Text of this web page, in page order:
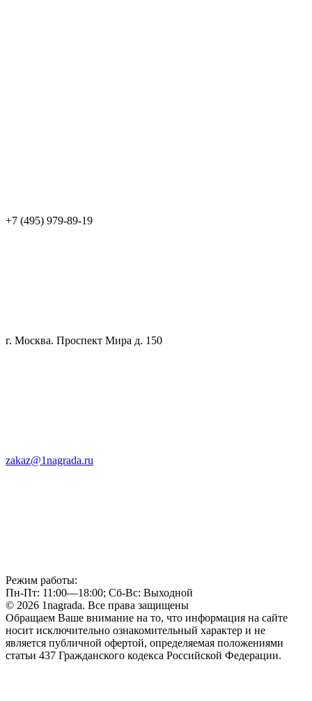
+7 (495) 979-89-19
г. Москва. Проспект Мира д. 150
zakaz@1nagrada.ru
Режим работы:
Пн-Пт: 11:00—18:00; Сб-Вс: Выходной
© 2026 1nagrada. Все права защищены
Обращаем Ваше внимание на то, что информация на сайте
носит исключительно ознакомительный характер и не
является публичной офертой, определяемая положениями
статьи 437 Гражданского кодекса Российской Федерации.